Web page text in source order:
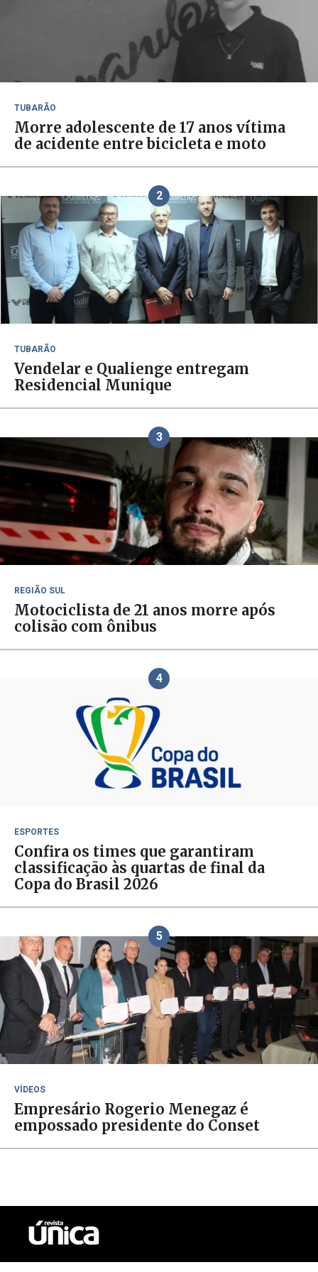
TUBARÃO
Morre adolescente de 17 anos vítima
de acidente entre bicicleta e moto
2
TUBARÃO
Vendelar e Qualienge entregam
Residencial Munique
3
REGIÃO SUL
Motociclista de 21 anos morre após
colisão com ônibus
4
ESPORTES
Confira os times que garantiram
classificação às quartas de final da
Copa do Brasil 2026
5
VÍDEOS
Empresário Rogerio Menegaz é
empossado presidente do Conset